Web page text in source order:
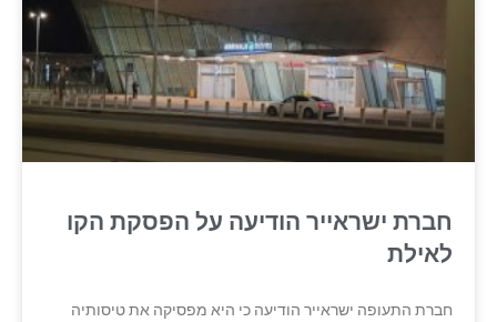
חברת ישראייר הודיעה על הפסקת הקו
לאילת
חברת התעופה ישראייר הודיעה כי היא מפסיקה את טיסותיה